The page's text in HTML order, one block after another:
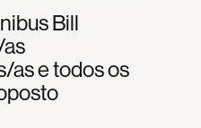
Bill
as e todos os